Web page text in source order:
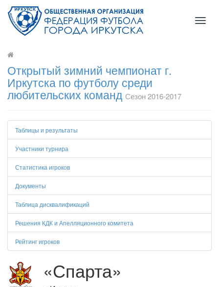
Открытый зимний чемпионат г.
Иркутска по футболу среди
любительских команд Сезон 2016-2017
Таблицы и результаты
Участники турнира
Статистика игроков
Документы
Таблица дисквалификаций
Решения КДК и Апелляционного комитета
Рейтинг игроков
«Спарта»